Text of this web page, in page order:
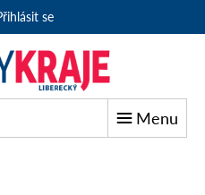
se
Menu